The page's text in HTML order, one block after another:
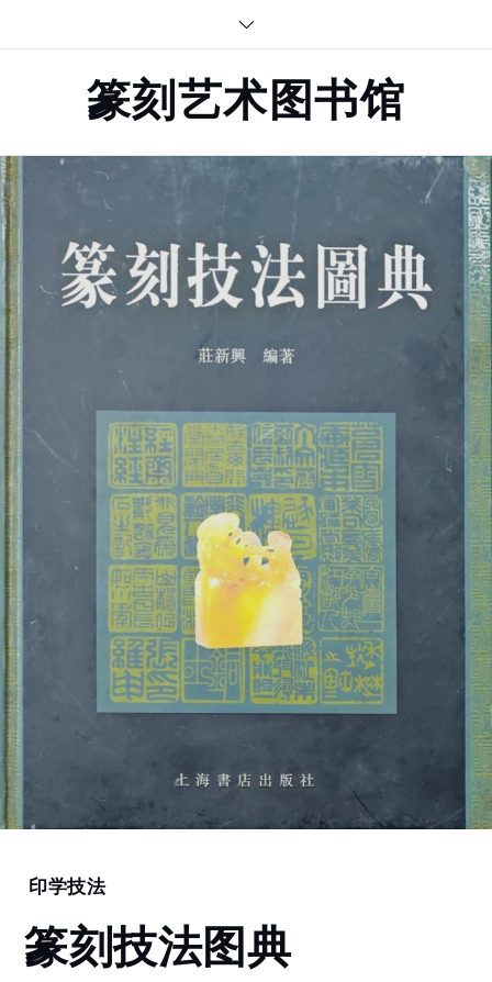
篆刻艺术图书馆
Home
刻
技
印学技法
篆刻技法图典